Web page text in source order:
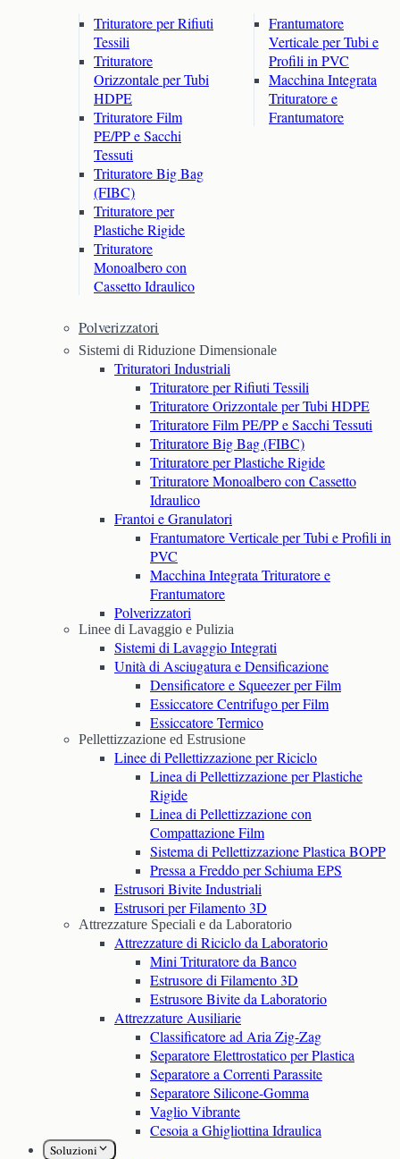
Trituratore per Rifiuti
Tessili
Trituratore
Orizzontale per Tubi
HDPE
Trituratore Film
PE/PP e Sacchi
Tessuti
Trituratore Big Bag
(FIBC)
Trituratore per
Plastiche Rigide
Trituratore
Monoalbero con
Cassetto Idraulico
Frantumatore
Verticale per Tubi e
Profili in PVC
Macchina Integrata
Trituratore e
Frantumatore
Polverizzatori
Sistemi di Riduzione Dimensionale
Trituratori Industriali
Trituratore per Rifiuti Tessili
Trituratore Orizzontale per Tubi HDPE
Trituratore Film PE/PP e Sacchi Tessuti
Trituratore Big Bag (FIBC)
Trituratore per Plastiche Rigide
Trituratore Monoalbero con Cassetto
Idraulico
Frantoi e Granulatori
Frantumatore Verticale per Tubi e Profili in
PVC
Macchina Integrata Trituratore e
Frantumatore
Polverizzatori
Linee di Lavaggio e Pulizia
Sistemi di Lavaggio Integrati
Unità di Asciugatura e Densificazione
Densificatore e Squeezer per Film
Essiccatore Centrifugo per Film
Essiccatore Termico
Pellettizzazione ed Estrusione
Linee di Pellettizzazione per Riciclo
Linea di Pellettizzazione per Plastiche
Rigide
Linea di Pellettizzazione con
Compattazione Film
Sistema di Pellettizzazione Plastica BOPP
Pressa a Freddo per Schiuma EPS
Estrusori Bivite Industriali
Estrusori per Filamento 3D
Attrezzature Speciali e da Laboratorio
Attrezzature di Riciclo da Laboratorio
Mini Trituratore da Banco
Estrusore di Filamento 3D
Estrusore Bivite da Laboratorio
Attrezzature Ausiliarie
Classificatore ad Aria Zig-Zag
Separatore Elettrostatico per Plastica
Separatore a Correnti Parassite
Separatore Silicone-Gomma
Vaglio Vibrante
Cesoia a Ghigliottina Idraulica
Soluzioni